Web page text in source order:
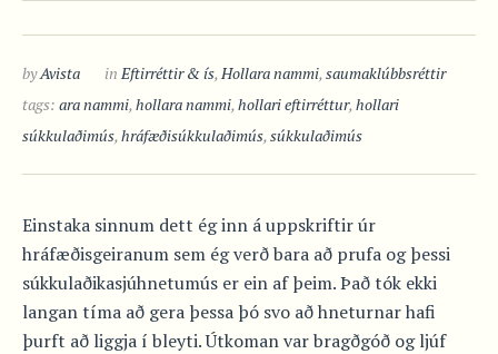
byAvista in Eftirréttir & ís,Hollara nammi,saumaklúbbsréttir
tags: ara nammi,hollara nammi,hollari eftirréttur,hollari
súkkulaðimús,hráfæðisúkkulaðimús,súkkulaðimús
Einstaka sinnum dett ég inn á uppskriftir úr
hráfæðisgeiranum sem ég verð bara að prufa og þessi
súkkulaðikasjúhnetumús er ein af þeim. Það tók ekki
langan tíma að gera þessa þó svo að hneturnar hafi
þurft að liggja í bleyti. Útkoman var bragðgóð og ljúf